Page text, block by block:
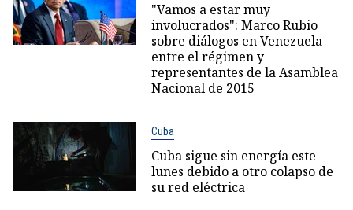
"Vamos a estar muy
involucrados": Marco Rubio
sobre diálogos en Venezuela
entre el régimen y
representantes de la Asamblea
Nacional de 2015
Cuba
Cuba sigue sin energía este
lunes debido a otro colapso de
su red eléctrica